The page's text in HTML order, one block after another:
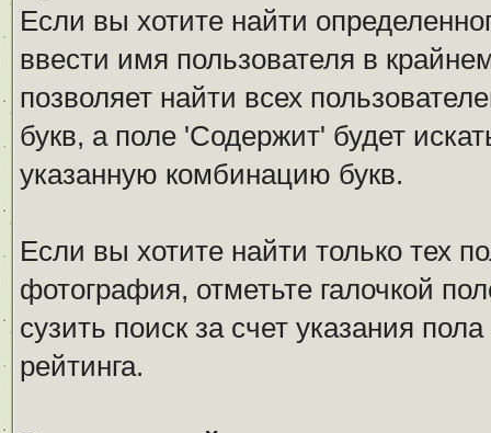
Если вы хотите найти
ввести имя пользователя в
позволяет найти всех
букв, а поле 'Содержит' будет
указанную комбинацию букв.
Если вы хотите найти только тех
фотография, отметьте галочкой
сузить поиск за счет указания
рейтинга.